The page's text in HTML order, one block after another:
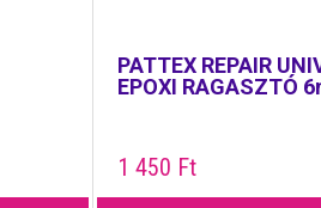
PATTEX REPAIR
EPOXI RAGASZTÓ
1 450 Ft